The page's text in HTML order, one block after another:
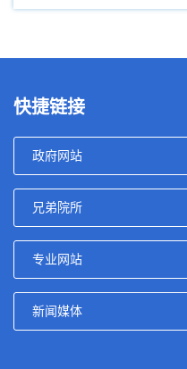
快捷链接